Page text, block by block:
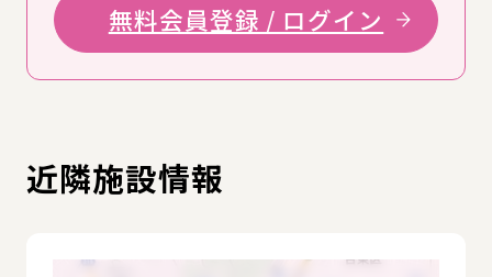
無料会員登録 / ログイン
近隣施設情報